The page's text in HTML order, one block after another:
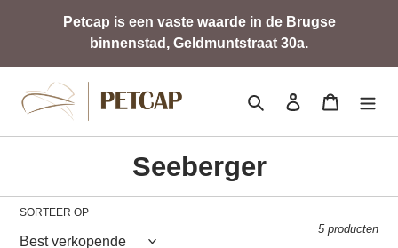
content
Petcap is een vaste waarde in de Brugse
binnenstad, Geldmuntstraat 30a.
Zoeken Aanmelden
C
o
Seeberger
SORTEER OP
5 producten